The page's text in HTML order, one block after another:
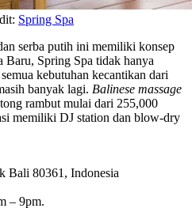
Spring Spa
serba putih ini memiliki konsep
Baru, Spring Spa tidak hanya
kebutuhan kecantikan dari
banyak lagi. Balinese massage
rambut mulai dari 255,000
memiliki DJ station dan blow-dry
Bali 80361, Indonesia
– 9pm.